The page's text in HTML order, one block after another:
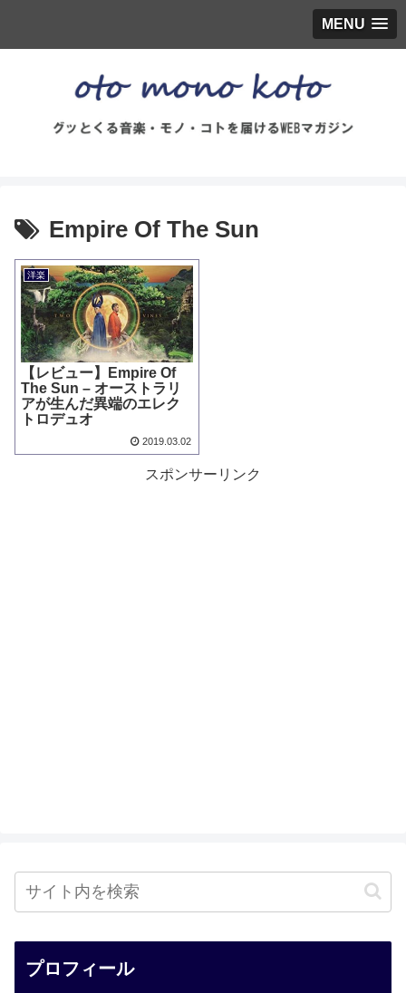
MENU
Empire Of The Sun
洋楽
【レビュー】Empire Of
The Sun – オーストラリ
アが生んだ異端のエレク
トロデュオ
2019.03.02
スポンサーリンク
プロフィール